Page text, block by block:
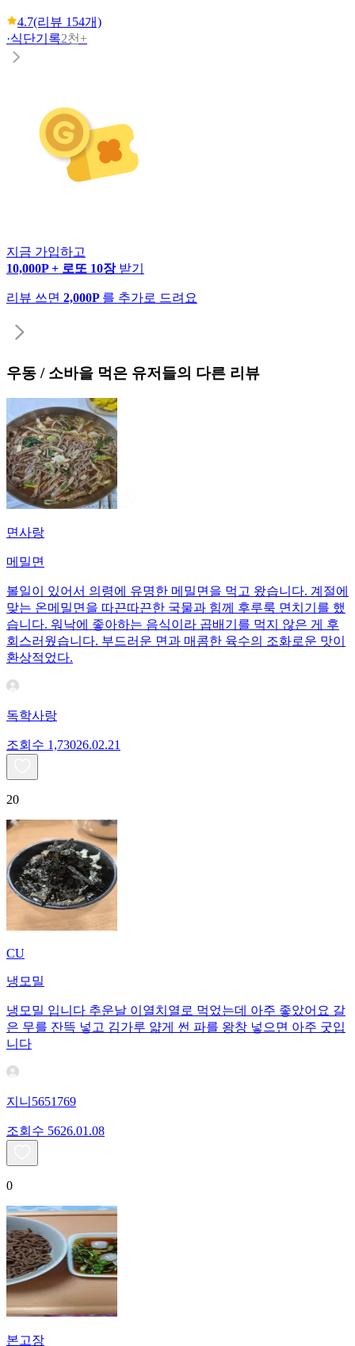
4.7(리뷰 154개)
·식단기록2천+
지금 가입하고
10,000P + 로또 10장 받기
리뷰 쓰면 2,000P 를 추가로 드려요
우동 / 소바을 먹은 유저들의 다른 리뷰
면사랑
메밀면
볼일이 있어서 의령에 유명한 메밀면을 먹고 왔습니다. 계절에
맞는 온메밀면을 따끈따끈한 국물과 힘께 후루룩 면치기를 했
습니다. 워낙에 좋아하는 음식이라 곱배기를 먹지 않은 게 후
회스러웠습니다. 부드러운 면과 매콤한 육수의 조화로운 맛이
환상적었다.
독학사랑
조회수 1,73026.02.21
20
CU
냉모밀
냉모밀 입니다 추운날 이열치열로 먹었는데 아주 좋았어요 갈
은 무를 잔뜩 넣고 김가루 얇게 썬 파를 왕창 넣으면 아주 굿입
니다
지니5651769
조회수 5626.01.08
0
본고장